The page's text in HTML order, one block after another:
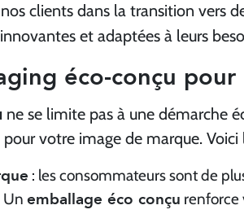
clients dans la transition vers
et adaptées à leurs
éco-conçu
ne se limite pas à une démarche
votre image de marque. Voici
: les consommateurs sont de
Un emballage éco conçu renforce